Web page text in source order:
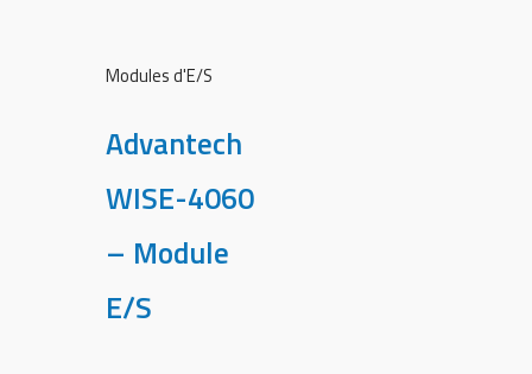
Modules d'E/S
Advantech
WISE-4060
– Module
E/S